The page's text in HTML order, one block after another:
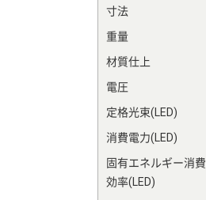
寸法
重量
材質仕上
電圧
定格光束(LED)
消費電力(LED)
固有エネルギー消費
効率(LED)